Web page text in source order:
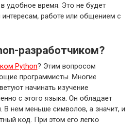
удобное время. Это не будет
работе или общением с
разработчиком?
Python? Этим вопросом
программисты. Многие
начинать изучение
с этого языка. Он обладает
В нем меньше символов, а значит, и
код. При этом его легко